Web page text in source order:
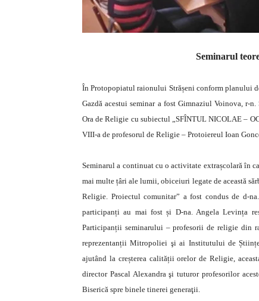
Seminarul
În Protopopiatul raionului Strășeni conform planului
Gazdă acestui seminar a fost Gimnaziul Voinova, r-
Ora de Religie cu subiectul „SFÎNTUL NICOLAE –
VIII-a de profesorul de Religie – Protoiereul Ioan
Seminarul a continuat cu o activitate extrașcolară în
mai multe țâri ale lumii, obiceiuri legate de această
Religie. Proiectul comunitar” a fost condus de d-
participanți au mai fost și D-na. Angela Levința
Participanții seminarului – profesorii de religie din
reprezentanții Mitropoliei şi ai Institutului de
ajutând la creșterea calității orelor de Religie,
director Pascal Alexandra şi tuturor profesorilor
Biserică spre binele tinerei generaţii.